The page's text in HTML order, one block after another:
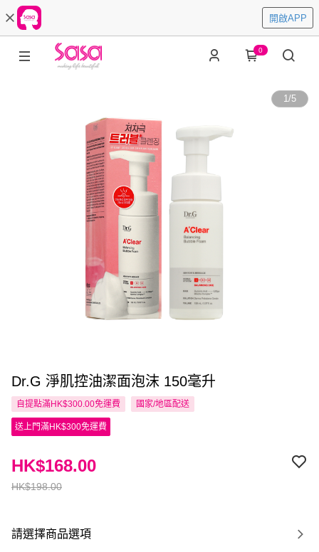
開啟APP
0
1/5
Dr.G 淨肌控油潔面泡沫 150毫升
自提點滿HK$300.00免運費 國家/地區配送
送上門滿HK$300免運費
HK$198.00
HK$168.00
請選擇商品選項